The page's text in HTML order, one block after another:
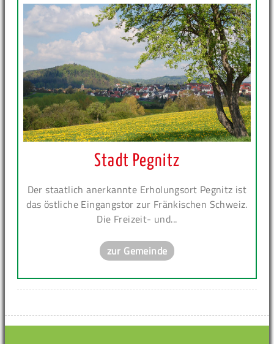
Stadt Pegnitz
Der staatlich anerkannte Erholungsort Pegnitz ist
das östliche Eingangstor zur Fränkischen Schweiz.
Die Freizeit- und...
zur Gemeinde